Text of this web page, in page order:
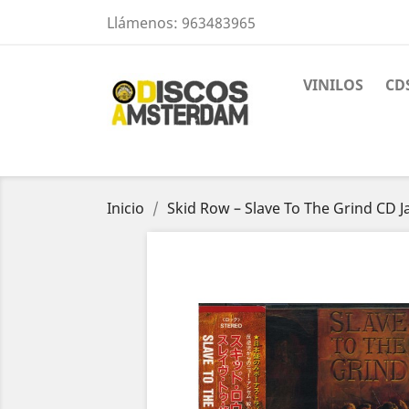
Llámenos: 963483965
VINILOS
Inicio Skid Row – Slave To The Grind CD